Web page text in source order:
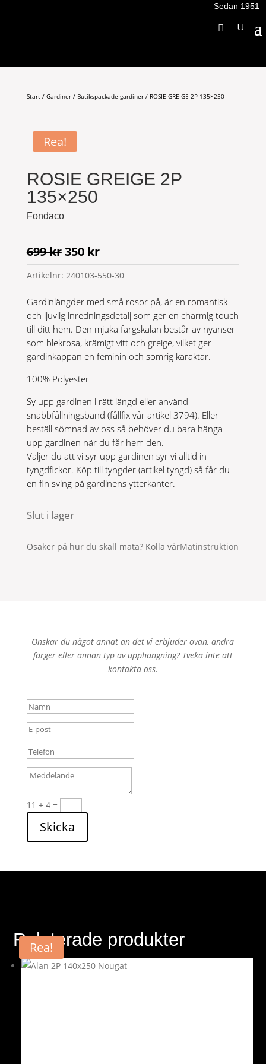
Sedan 1951
Start/ Gardiner/ Butikspackade gardiner/ ROSIE GREIGE 2P 135×250
Rea!
ROSIE GREIGE 2P
135×250
Fondaco
699krDet
ursprungliga
priset
699 kr.
350 krDet
nuvarande
priset
350 kr.
Artikelnr: 240103-550-30
Gardinlängder med små rosor på, är en romantisk
och ljuvlig inredningsdetalj som ger en charmig touch
till ditt hem. Den mjuka färgskalan består av nyanser
som blekrosa, krämigt vitt och greige, vilket ger
gardinkappan en feminin och somrig karaktär.
100% Polyester
Sy upp gardinen i rätt längd eller använd
snabbfållningsband (fållfix vår artikel 3794). Eller
beställ sömnad av oss så behöver du bara hänga
upp gardinen när du får hem den.
Väljer du att vi syr upp gardinen syr vi alltid in
tyngdfickor. Köp till tyngder (artikel tyngd) så får du
en fin sving på gardinens ytterkanter.
Slut i lager
Osäker på hur du skall mäta? Kolla vårMätinstruktion
Önskar du något annat än det vi erbjuder ovan, andra
färger eller annan typ av upphängning? Tveka inte att
kontakta oss.
11 + 4=
Skicka
Relaterade produkter
Rea!